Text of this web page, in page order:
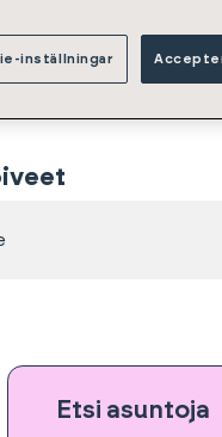
–
Etsi asuntoja
inställningar